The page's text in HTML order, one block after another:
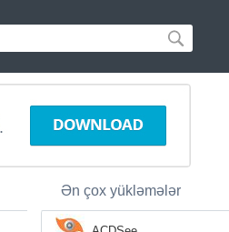
Ən çox yükləmələr